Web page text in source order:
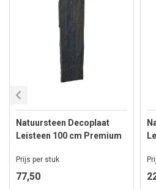
Natuursteen Decoplaat
Leisteen 100 cm Premium
Prijs per stuk
77,50